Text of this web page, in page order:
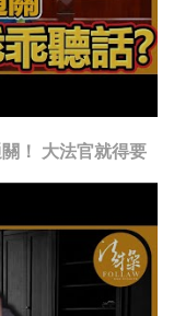
！ 大法官就得要